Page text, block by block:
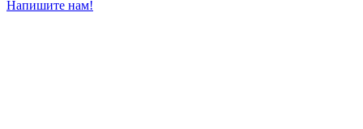
Напишите нам!